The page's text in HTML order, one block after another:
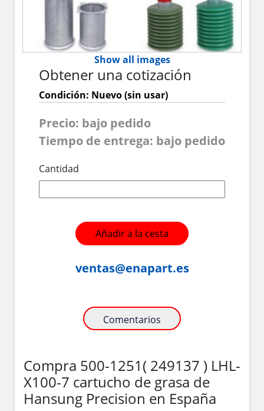
Show all images
Obtener una cotización
Condición: Nuevo (sin usar)
Precio: bajo pedido
Tiempo de entrega: bajo pedido
Cantidad
Añadir a la cesta
ventas@enapart.es
Comentarios
Compra 500-1251( 249137 ) LHL-
X100-7 cartucho de grasa de
Hansung Precision en España